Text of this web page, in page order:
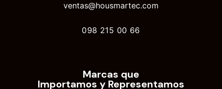
ventas@housmartec.com
098 215 00 66
Marcas que
Importamos y Representamos